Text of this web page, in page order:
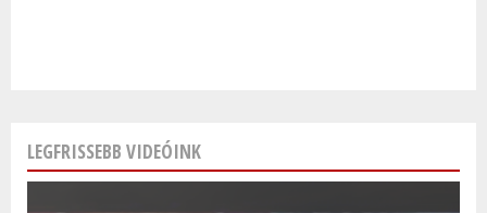
LEGFRISSEBB VIDEÓINK